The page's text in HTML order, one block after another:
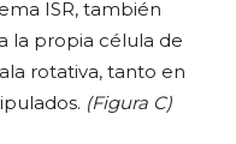
ISR, también
la propia célula de
rotativa, tanto en
(Figura C)